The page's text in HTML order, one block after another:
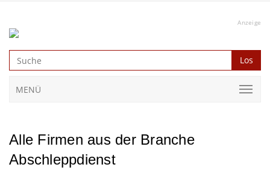
Anzeige
Los
MENÜ
Alle Firmen aus der Branche
Abschleppdienst